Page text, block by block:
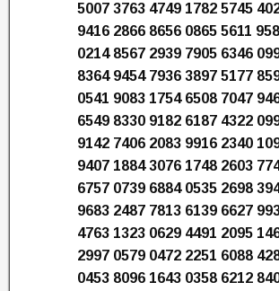
5007 3763 4749 1782 5745
9416 2866 8656 0865 5611
0214 8567 2939 7905 6346
8364 9454 7936 3897 5177
0541 9083 1754 6508 7047
6549 8330 9182 6187 4322
9142 7406 2083 9916 2340
9407 1884 3076 1748 2603
6757 0739 6884 0535 2698
9683 2487 7813 6139 6627
4763 1323 0629 4491 2095
2997 0579 0472 2251 6088
0453 8096 1643 0358 6212